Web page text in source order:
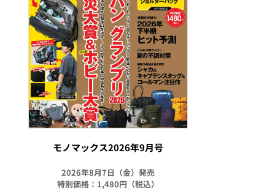
モノマックス2026年9月号
2026年8月7日（金）発売
特別価格：1,480円（税込）